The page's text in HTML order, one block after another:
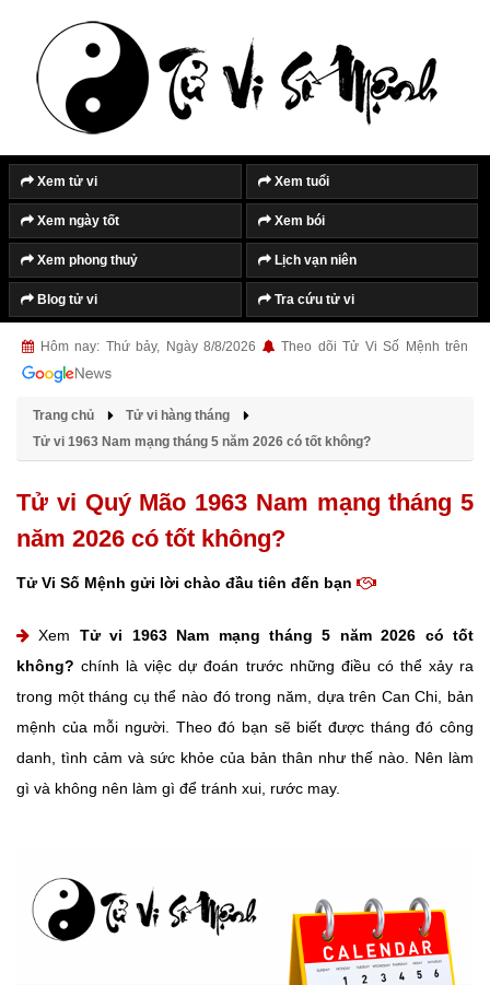
Xem tử vi Xem tuổi
Xem ngày tốt Xem bói
Xem phong thuỷ Lịch vạn niên
Blog tử vi Tra cứu tử vi
Hôm nay: Thứ bảy, Ngày 8/8/2026 Theo dõi Tử Vi Số Mệnh trên
Trang chủ
Tử vi hàng tháng
Tử vi 1963 Nam mạng tháng 5 năm 2026 có tốt không?
Tử vi Quý Mão 1963 Nam mạng tháng 5
năm 2026 có tốt không?
Tử Vi Số Mệnh gửi lời chào đầu tiên đến bạn
Xem Tử vi 1963 Nam mạng tháng 5 năm 2026 có tốt
không? chính là việc dự đoán trước những điều có thể xảy ra
trong một tháng cụ thể nào đó trong năm, dựa trên Can Chi, bản
mệnh của mỗi người. Theo đó bạn sẽ biết được tháng đó công
danh, tình cảm và sức khỏe của bản thân như thế nào. Nên làm
gì và không nên làm gì để tránh xui, rước may.